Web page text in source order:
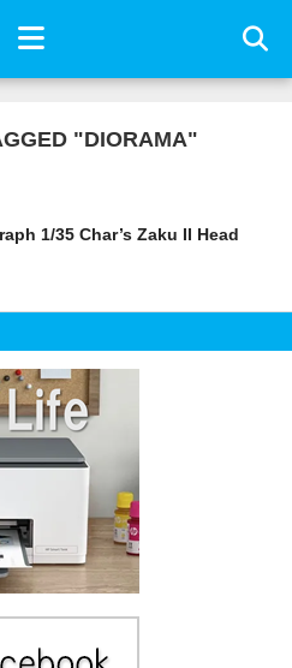
"DIORAMA"
1/35 Char’s Zaku II Head